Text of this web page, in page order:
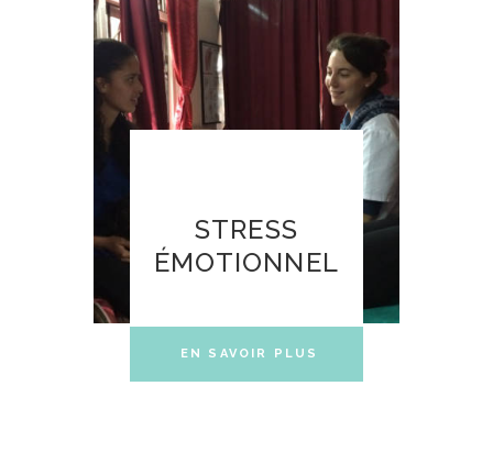
STRESS
ÉMOTIONNEL
EN SAVOIR PLUS